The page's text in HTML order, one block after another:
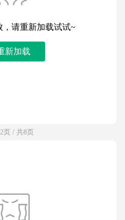
，请重新加载试试~
新加载
页 / 共8页